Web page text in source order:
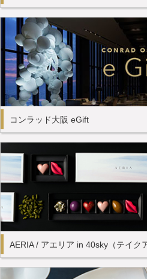
コンラッド大阪 eGift
AERIA / アエリア in 40sky（テイク